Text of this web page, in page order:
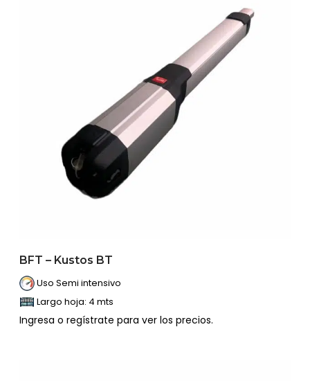
BFT – Kustos BT
Uso Semi intensivo
Largo hoja: 4 mts
Ingresa o regístrate para ver los precios.